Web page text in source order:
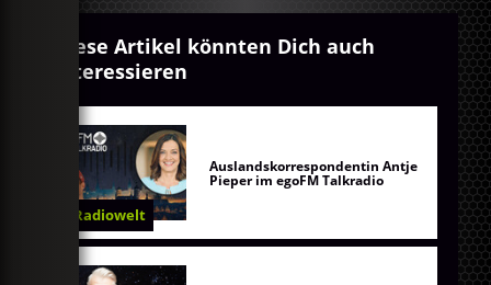
Diese Artikel könnten Dich auch
interessieren
Radiowelt
Auslandskorrespondentin Antje
Pieper im egoFM Talkradio